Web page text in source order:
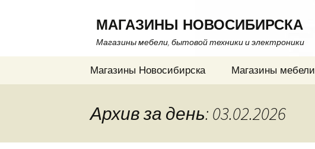
МАГАЗИНЫ НОВОСИБИРСКА
Магазины мебели, бытовой техники и электроники
содержимому
Магазины Новосибирска Магазины мебели
Архив за день: 03.02.2026